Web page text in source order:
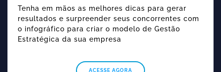
Tenha em mãos as melhores dicas para gerar
resultados e surpreender seus concorrentes com
o infográfico para criar o modelo de Gestão
Estratégica da sua empresa
ACESSE AGORA